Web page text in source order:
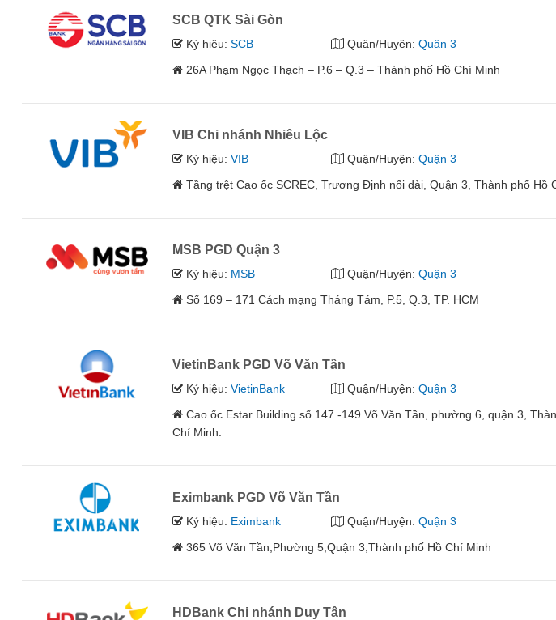
SCB QTK Sài Gòn
Ký hiệu:SCB Quận/Huyện: Quận 3
26A Phạm Ngọc Thạch – P.6 – Q.3 – Thành phố Hồ Chí Minh
VIB Chi nhánh Nhiêu Lộc
Ký hiệu:VIB Quận/Huyện: Quận 3
Tầng trệt Cao ốc SCREC, Trương Định nối dài, Quận 3, Thành phố Hồ
MSB PGD Quận 3
Ký hiệu: MSB Quận/Huyện: Quận 3
Số 169 – 171 Cách mạng Tháng Tám, P.5, Q.3, TP. HCM
VietinBank PGD Võ Văn Tần
Ký hiệu:VietinBank Quận/Huyện: Quận 3
Cao ốc Estar Building số 147 -149 Võ Văn Tần, phường 6, quận 3,
Chí Minh.
Eximbank PGD Võ Văn Tần
Ký hiệu: Eximbank Quận/Huyện: Quận 3
365 Võ Văn Tần,Phường 5,Quận 3,Thành phố Hồ Chí Minh
HDBank Chi nhánh Duy Tân